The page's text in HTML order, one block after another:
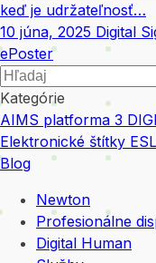
keď je udržateľnosť…
10 júna, 2025 Digital
ePoster
Kategórie
AIMS platforma 3
Elektronické štítky ESL
Blog
Newton
Profesionálne
Digital Human